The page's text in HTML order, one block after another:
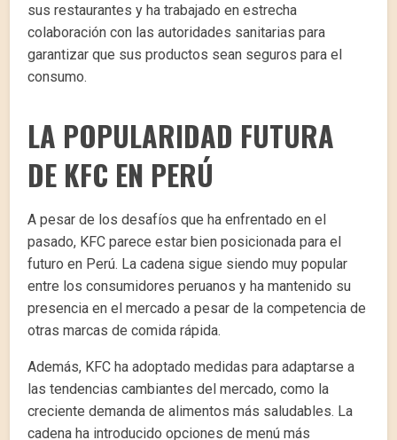
sus restaurantes y ha trabajado en estrecha
colaboración con las autoridades sanitarias para
garantizar que sus productos sean seguros para el
consumo.
LA POPULARIDAD FUTURA
DE KFC EN PERÚ
A pesar de los desafíos que ha enfrentado en el
pasado, KFC parece estar bien posicionada para el
futuro en Perú. La cadena sigue siendo muy popular
entre los consumidores peruanos y ha mantenido su
presencia en el mercado a pesar de la competencia de
otras marcas de comida rápida.
Además, KFC ha adoptado medidas para adaptarse a
las tendencias cambiantes del mercado, como la
creciente demanda de alimentos más saludables. La
cadena ha introducido opciones de menú más